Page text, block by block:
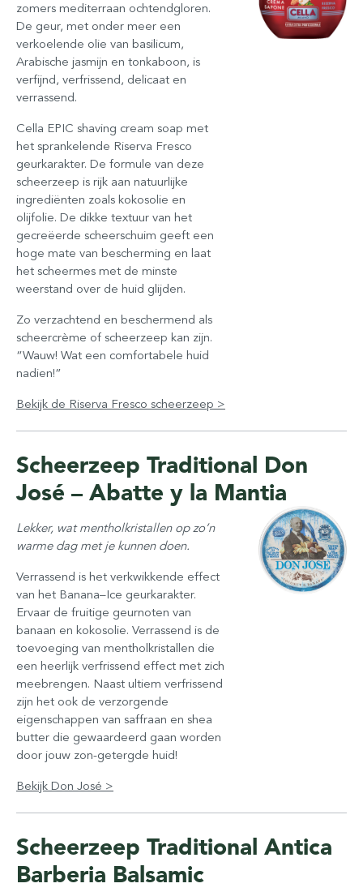
zomers mediterraan ochtendgloren.
De geur, met onder meer een
verkoelende olie van basilicum,
Arabische jasmijn en tonkaboon, is
verfijnd, verfrissend, delicaat en
verrassend.
Cella EPIC shaving cream soap met
het sprankelende Riserva Fresco
geurkarakter. De formule van deze
scheerzeep is rijk aan natuurlijke
ingrediënten zoals kokosolie en
olijfolie. De dikke textuur van het
gecreëerde scheerschuim geeft een
hoge mate van bescherming en laat
het scheermes met de minste
weerstand over de huid glijden.
Zo verzachtend en beschermend als
scheercrème of scheerzeep kan zijn.
“Wauw! Wat een comfortabele huid
nadien!”
Bekijk de Riserva Fresco scheerzeep >
Scheerzeep Traditional Don
José – Abatte y la Mantia
Lekker, wat mentholkristallen op zo’n
warme dag met je kunnen doen.
Verrassend is het verkwikkende effect
van het Banana–Ice geurkarakter.
Ervaar de fruitige geurnoten van
banaan en kokosolie. Verrassend is de
toevoeging van mentholkristallen die
een heerlijk verfrissend effect met zich
meebrengen. Naast ultiem verfrissend
zijn het ook de verzorgende
eigenschappen van saffraan en shea
butter die gewaardeerd gaan worden
door jouw zon-getergde huid!
Bekijk Don José >
Scheerzeep Traditional Antica
Barberia Balsamic